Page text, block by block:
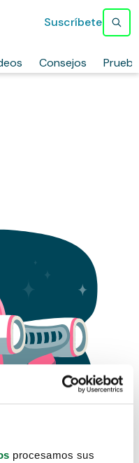
procesamos sus
Consejos
Suscríbete